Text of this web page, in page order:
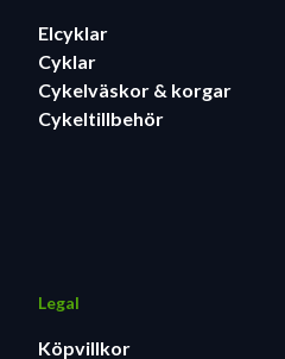
Elcyklar
Cyklar
Cykelväskor & korgar
Cykeltillbehör
Legal
Köpvillkor